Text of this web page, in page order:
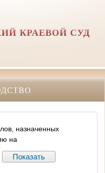
КРАЕВОЙ СУД
назначенных
на